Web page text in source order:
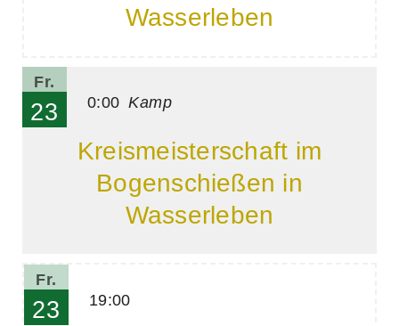
Wasserleben
Fr.
23 0:00 Kamp
Kreismeisterschaft im
Bogenschießen in
Wasserleben
Fr.
23 19:00